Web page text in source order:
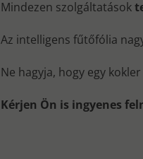
Mindezen szolgáltatások
Az intelligens fűtőfólia
Ne hagyja, hogy egy
Kérjen Ön is ingyenes